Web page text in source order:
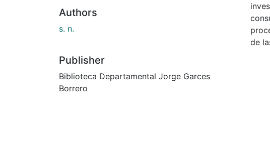
Authors
s. n.
Publisher
Biblioteca Departamental Jorge Garces
Borrero
de